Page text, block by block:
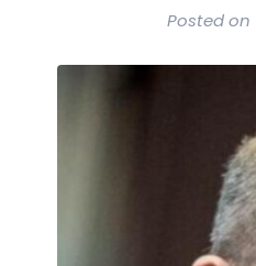
Posted on